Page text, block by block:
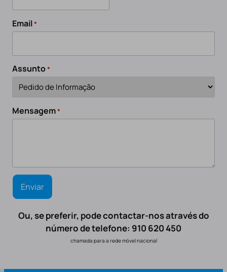
Email*
Assunto*
Mensagem*
Ou, se preferir, pode contactar-nos através do
número de telefone: 910 620 450
chamada para a rede móvel nacional